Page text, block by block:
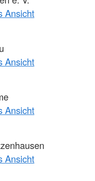
Ansicht
Ansicht
Ansicht
Ansicht